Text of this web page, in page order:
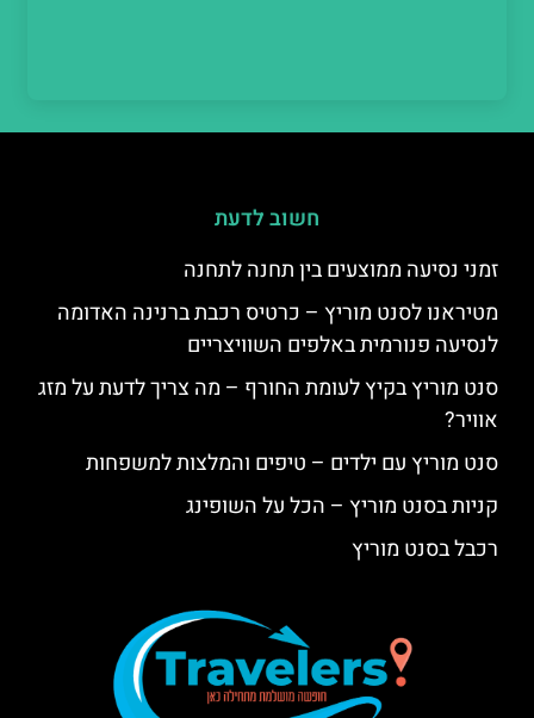
חשוב לדעת
זמני נסיעה ממוצעים בין תחנה לתחנה
מטיראנו לסנט מוריץ – כרטיס רכבת ברנינה האדומה
לנסיעה פנורמית באלפים השוויצריים
סנט מוריץ בקיץ לעומת החורף – מה צריך לדעת על מזג
אוויר?
סנט מוריץ עם ילדים – טיפים והמלצות למשפחות
קניות בסנט מוריץ – הכל על השופינג
רכבל בסנט מוריץ